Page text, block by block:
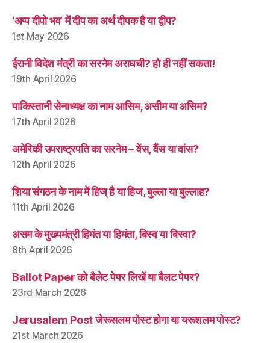
‘अप्प दीपो भव’ में दीप का अर्थ दीपक है या द्वीप?
1st May 2026
ईरानी विदेश मंत्री का सरनेम अराघची? हो ही नहीं सकता!
19th April 2026
पाकिस्तानी सेनाध्यक्ष का नाम आसिम, असीम या असिम?
17th April 2026
अमेरिकी उपराष्ट्रपति का सरनेम – वेंस, वैंस या वांस?
12th April 2026
शिया संगठन के नाम में हिज् है या हिज, बुल्ला या बुल्लाह?
11th April 2026
असम के मुख्यमंत्री हिमंत या हिमंता, बिस्व या बिस्वा?
8th April 2026
Ballot Paper को बैलेट पेपर लिखें या बैलट पेपर?
23rd March 2026
Jerusalem Post जेरूसलम पोस्ट होगा या यरूशलम पोस्ट?
21st March 2026